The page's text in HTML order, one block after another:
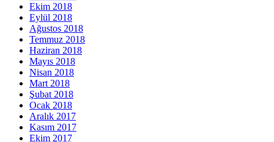
Ekim 2018
Eylül 2018
Ağustos 2018
Temmuz 2018
Haziran 2018
Mayıs 2018
Nisan 2018
Mart 2018
Şubat 2018
Ocak 2018
Aralık 2017
Kasım 2017
Ekim 2017